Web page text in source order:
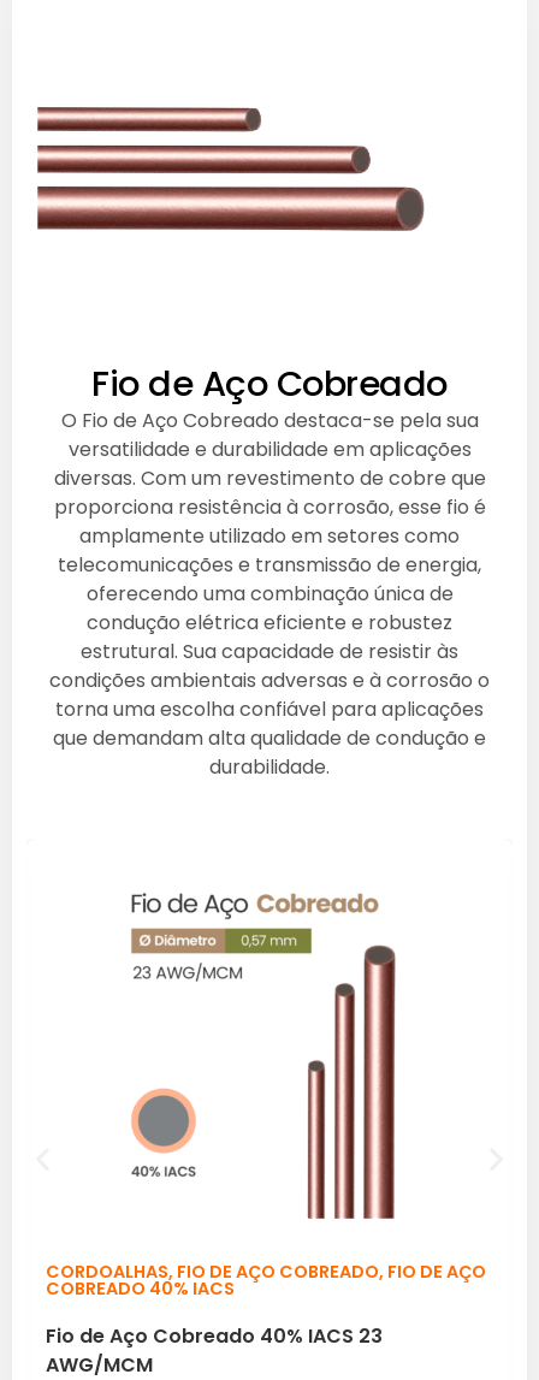
Fio de Aço Cobreado
O Fio de Aço Cobreado destaca-se pela sua
versatilidade e durabilidade em aplicações
diversas. Com um revestimento de cobre que
proporciona resistência à corrosão, esse fio é
amplamente utilizado em setores como
telecomunicações e transmissão de energia,
oferecendo uma combinação única de
condução elétrica eficiente e robustez
estrutural. Sua capacidade de resistir às
condições ambientais adversas e à corrosão o
torna uma escolha confiável para aplicações
que demandam alta qualidade de condução e
durabilidade.
CORDOALHAS, FIO DE AÇO COBREADO, FIO DE AÇO
COBREADO 40% IACS
Fio de Aço Cobreado 40% IACS 23
AWG/MCM